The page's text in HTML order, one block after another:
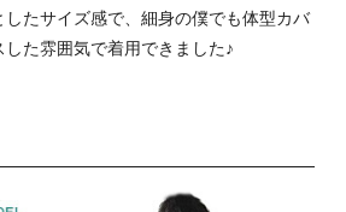
したサイズ感で、細身の僕でも体型カバ
た雰囲気で着用できました♪